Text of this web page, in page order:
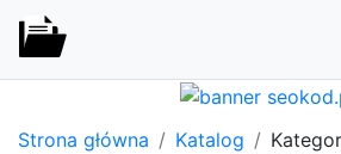
Strona główna Katalog